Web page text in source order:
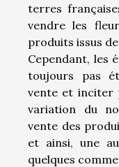
terres
vendre les
produits issus
Cependant, les
toujours pas
vente et inciter
variation du
vente des
et ainsi, une
quelques